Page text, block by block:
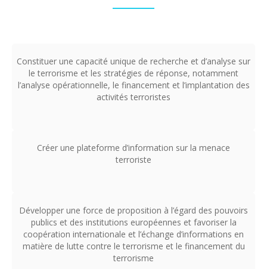
Constituer une capacité unique de recherche et d’analyse sur
le terrorisme et les stratégies de réponse, notamment
l’analyse opérationnelle, le financement et l’implantation des
activités terroristes
Créer une plateforme d’information sur la menace
terroriste
Développer une force de proposition à l’égard des pouvoirs
publics et des institutions européennes et favoriser la
coopération internationale et l’échange d’informations en
matière de lutte contre le terrorisme et le financement du
terrorisme